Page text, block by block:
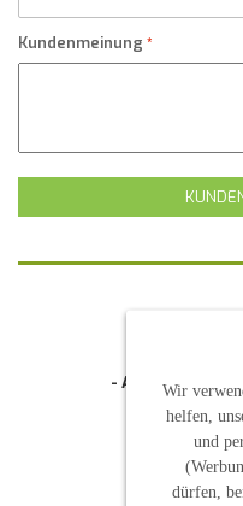
Kundenmeinung
- Allgemeine
-
-
-
-
E-Mail:
Wir
helfen,
und
dürfen,